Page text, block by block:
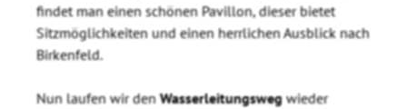
findet man einen schönen Pavillon, dieser bietet
Sitzmöglichkeiten und einen herrlichen Ausblick nach
Birkenfeld.
Nun laufen wir denWasserleitungswegwieder